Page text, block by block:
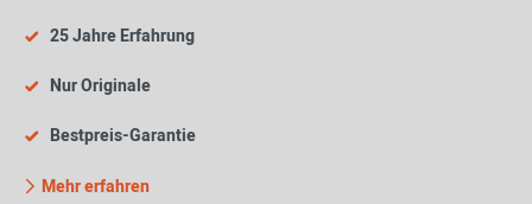
25 Jahre Erfahrung
Nur Originale
Bestpreis-Garantie
Mehr erfahren